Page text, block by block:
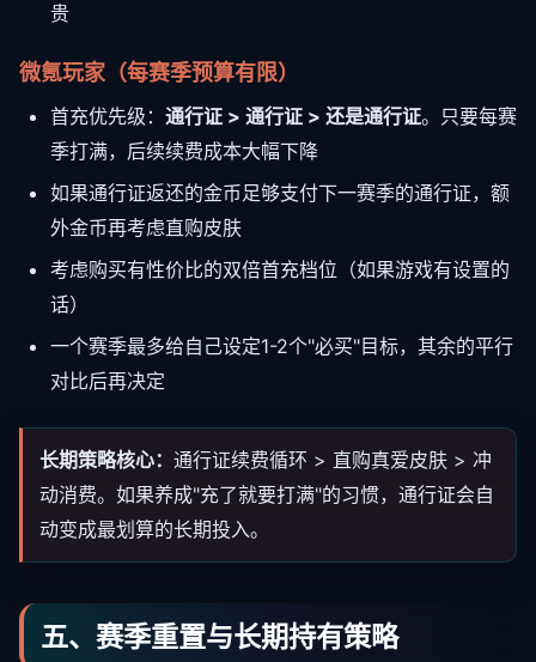
贵
微氪玩家（每赛季预算有限）
首充优先级： 通行证 > 通行证 > 还是通行证。只要每赛
季打满，后续续费成本大幅下降
如果通行证返还的金币足够支付下一赛季的通行证，额
外金币再考虑直购皮肤
考虑购买有性价比的双倍首充档位（如果游戏有设置的
话）
一个赛季最多给自己设定1-2个"必买"目标，其余的平行
对比后再决定
长期策略核心： 通行证续费循环 > 直购真爱皮肤 > 冲
动消费。如果养成"充了就要打满"的习惯，通行证会自
动变成最划算的长期投入。
五、赛季重置与长期持有策略